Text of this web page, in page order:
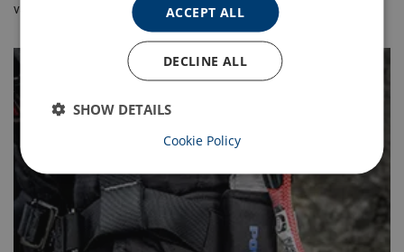
vår supportsida.
ACCEPT ALL
DECLINE ALL
SHOW DETAILS
Cookie Policy